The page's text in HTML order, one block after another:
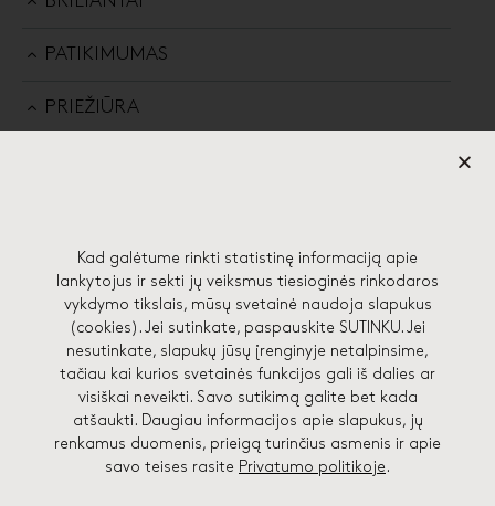
PATIKIMUMAS
PRIEŽIŪRA
57 EDGES STUDIJA
Lydos g. 4-71, 01133 Vilnius
hello@57edges.com
+370 682 41748
Kad galėtume rinkti statistinę informaciją apie
lankytojus ir sekti jų veiksmus tiesioginės rinkodaros
vykdymo tikslais, mūsų svetainė naudoja slapukus
(cookies). Jei sutinkate, paspauskite SUTINKU. Jei
nesutinkate, slapukų jūsų įrenginyje netalpinsime,
tačiau kai kurios svetainės funkcijos gali iš dalies ar
visiškai neveikti. Savo sutikimą galite bet kada
atšaukti. Daugiau informacijos apie slapukus, jų
renkamus duomenis, prieigą turinčius asmenis ir apie
savo teises rasite Privatumo politikoje .